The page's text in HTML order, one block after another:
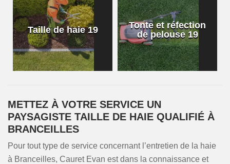
Taille de haie 19
Tonte et réfection
de pelouse 19
METTEZ À VOTRE SERVICE UN
PAYSAGISTE TAILLE DE HAIE QUALIFIÉ À
BRANCEILLES
Pour tout type de service concernant l’entretien de la haie
à Branceilles, Cauret Evan est dans la connaissance et